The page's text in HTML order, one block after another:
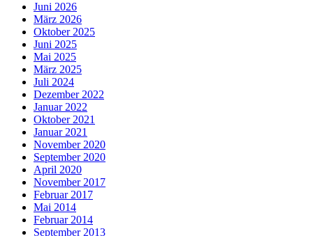
Juni 2026
März 2026
Oktober 2025
Juni 2025
Mai 2025
März 2025
Juli 2024
Dezember 2022
Januar 2022
Oktober 2021
Januar 2021
November 2020
September 2020
April 2020
November 2017
Februar 2017
Mai 2014
Februar 2014
September 2013